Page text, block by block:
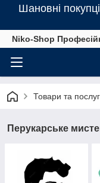
Шановні
Niko-Shop
Товари та
Перукарське